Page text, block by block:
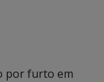
por furto em